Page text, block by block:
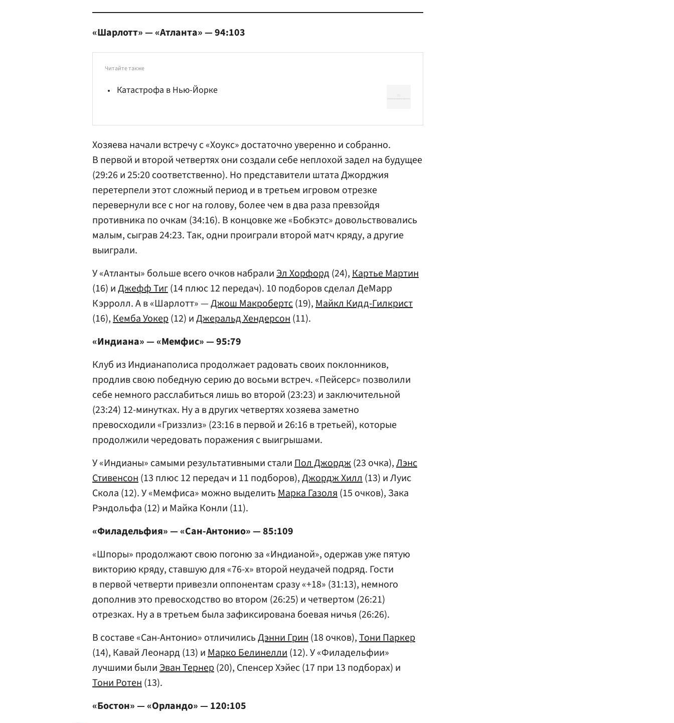
«Шарлотт» — «Атланта» — 94:103
Читайте также
Катастрофа в Нью-Йорке
Хозяева начали встречу с «Хоукс» достаточно уверенно и собранно.
В первой и второй четвертях они создали себе неплохой задел на будущее
(29:26 и 25:20 соответственно). Но представители штата Джорджия
перетерпели этот сложный период и в третьем игровом отрезке
перевернули все с ног на голову, более чем в два раза превзойдя
противника по очкам (34:16). В концовке же «Бобкэтс» довольствовались
малым, сыграв 24:23. Так, одни проиграли второй матч кряду, а другие
выиграли.
У «Атланты» больше всего очков набралиЭл Хорфорд(24),Картье Мартин
(16) иДжефф Тиг(14 плюс 12 передач). 10 подборов сделал ДеМарр
Кэрролл. А в «Шарлотт» —Джош Макробертс(19),Майкл Кидд-Гилкрист
(16),Кемба Уокер(12) иДжеральд Хендерсон(11).
«Индиана» — «Мемфис» — 95:79
Клуб из Индианаполиса продолжает радовать своих поклонников,
продлив свою победную серию до восьми встреч. «Пейсерс» позволили
себе немного расслабиться лишь во второй (23:23) и заключительной
(23:24) 12-минутках. Ну а в других четвертях хозяева заметно
превосходили «Гриззлиз» (23:16 в первой и 26:16 в третьей), которые
продолжили чередовать поражения с выигрышами.
У «Индианы» самыми результативными сталиПол Джордж(23 очка),Лэнс
Стивенсон(13 плюс 12 передач и 11 подборов),Джордж Хилл(13) и Луис
Скола (12). У «Мемфиса» можно выделитьМарка Газоля(15 очков), Зака
Рэндольфа (12) и Майка Конли (11).
«Филадельфия» — «Сан-Антонио» — 85:109
«Шпоры» продолжают свою погоню за «Индианой», одержав уже пятую
викторию кряду, ставшую для «76-х» второй неудачей подряд. Гости
в первой четверти привезли оппонентам сразу «+18» (31:13), немного
дополнив это превосходство во втором (26:25) и четвертом (26:21)
отрезках. Ну а в третьем была зафиксирована боевая ничья (26:26).
В составе «Сан-Антонио» отличилисьДэнни Грин(18 очков),Тони Паркер
(14), Кавай Леонард (13) иМарко Белинелли(12). У «Филадельфии»
лучшими былиЭван Тернер(20), Спенсер Хэйес (17 при 13 подборах) и
Тони Ротен(13).
«Бостон» — «Орландо» — 120:105